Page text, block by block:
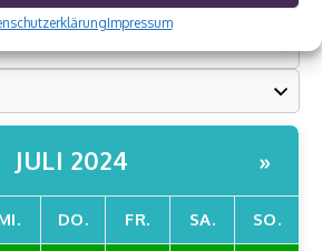
Impressum
JULI 2024 »
DO. FR. SA. SO.